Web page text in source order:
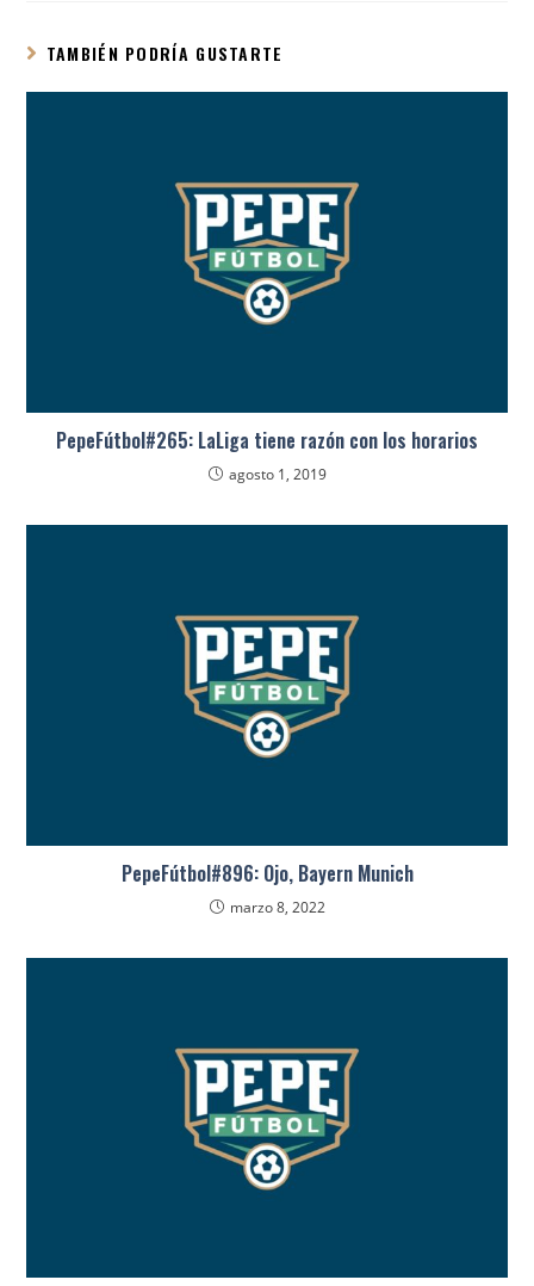
TAMBIÉN PODRÍA GUSTARTE
PepeFútbol#265: LaLiga tiene razón con los horarios
agosto 1, 2019
PepeFútbol#896: Ojo, Bayern Munich
marzo 8, 2022